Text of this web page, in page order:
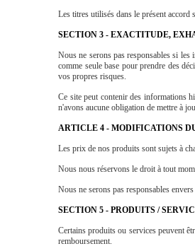
Les titres utilisés dans le présent
SECTION 3 - EXACTITUDE,
Nous ne serons pas responsables si
comme seule base pour prendre des
vos propres risques.
Ce site peut contenir des informations
n'avons aucune obligation de mettre à
ARTICLE 4 - MODIFICATIONS
Les prix de nos produits sont sujets à
Nous nous réservons le droit à tout
Nous ne serons pas responsables
SECTION 5 - PRODUITS /
Certains produits ou services peuvent
remboursement.